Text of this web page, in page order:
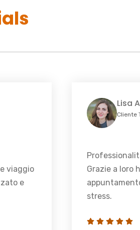
viaggio
e
Lisa
Cliente
Grazie a loro
stress.